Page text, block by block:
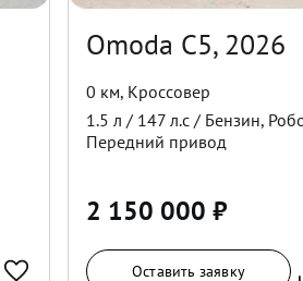
Omoda C5, 2026
0 км, Кроссовер
1.5 л / 147 л.с / Бензин,
Передний привод
2 150 000 ₽
Оставить заявку